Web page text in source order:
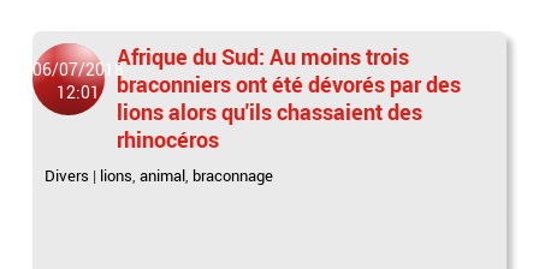
06/07/2018
12:01
Afrique du Sud: Au moins trois
braconniers ont été dévorés par des
lions alors qu'ils chassaient des
rhinocéros
Divers | lions,animal, braconnage